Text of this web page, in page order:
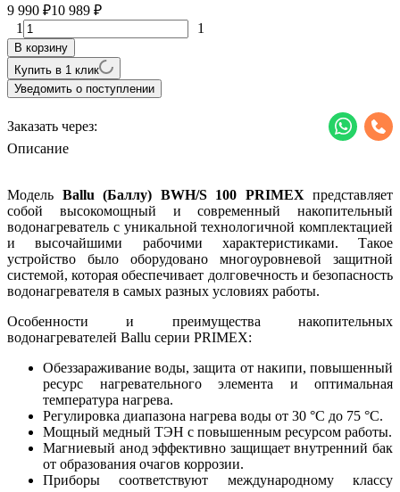
9 990 ₽10 989 ₽
1 1
В корзину
Купить в 1 клик
Уведомить о поступлении
Заказать через:
Описание
Модель Ballu (Баллу) BWH/S 100 PRIMEX представляет
собой высокомощный и современный накопительный
водонагреватель с уникальной технологичной комплектацией
и высочайшими рабочими характеристиками. Такое
устройство было оборудовано многоуровневой защитной
системой, которая обеспечивает долговечность и безопасность
водонагревателя в самых разных условиях работы.
Особенности и преимущества накопительных
водонагревателей Ballu серии PRIMEX:
Обеззараживание воды, защита от накипи, повышенный
ресурс нагревательного элемента и оптимальная
температура нагрева.
Регулировка диапазона нагрева воды от 30 °С до 75 °С.
Мощный медный ТЭН с повышенным ресурсом работы.
Магниевый анод эффективно защищает внутренний бак
от образования очагов коррозии.
Приборы соответствуют международному классу